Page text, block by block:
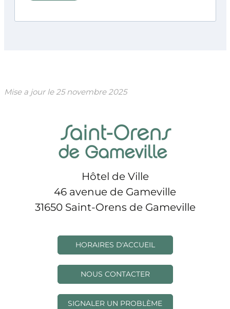
Mise a jour le25 novembre 2025
Hôtel de Ville
46 avenue de Gameville
31650 Saint-Orens de Gameville
HORAIRES D'ACCUEIL
NOUS CONTACTER
SIGNALER UN PROBLÈME